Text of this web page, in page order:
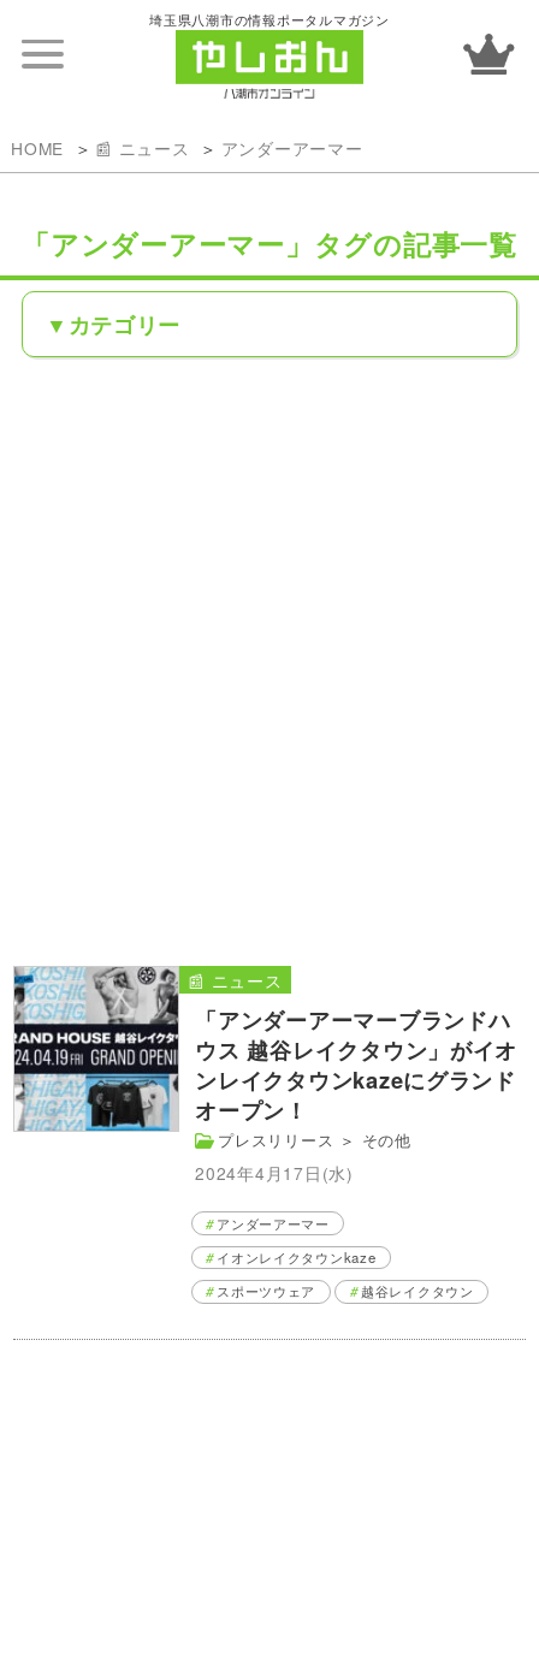
埼玉県八潮市の情報ポータルマガジン
HOME 📰 ニュース アンダーアーマー
「アンダーアーマー」タグの記事一覧
カテゴリー
「アンダーアーマーブランドハ
ウス 越谷レイクタウン」がイオ
ンレイクタウンkazeにグランド
オープン！
プレスリリース ＞ その他
2024年4月17日(水)
📰 ニュース
アンダーアーマー
イオンレイクタウンkaze
スポーツウェア
越谷レイクタウン